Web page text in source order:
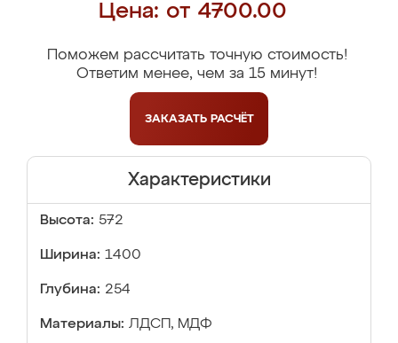
Цена: от 4700.00
Поможем рассчитать точную стоимость!
Ответим менее, чем за 15 минут!
ЗАКАЗАТЬ РАСЧЁТ
Характеристики
Высота: 572
Ширина: 1400
Глубина: 254
Материалы: ЛДСП, МДФ